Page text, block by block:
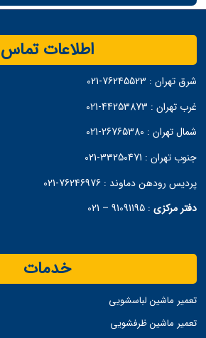
اطلاعات تماس
شرق تهران : 76245523-021
غرب تهران : 44253873-021
شمال تهران :
جنوب تهران : 33250471-021
پردیس رودهن دماوند :76246976-021
دفتر مرکزی :
91091195 – 021
خدمات
تعمیر ماشین لباسشویی
تعمیر ماشین ظرفشویی